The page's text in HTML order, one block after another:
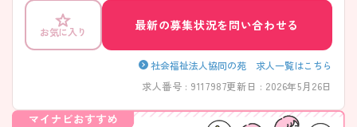
お気に入り 最新の募集状況を問い合わせる
社会福祉法人協同の苑 求人一覧はこちら
求人番号 : 9117987更新日 : 2026年5月26日